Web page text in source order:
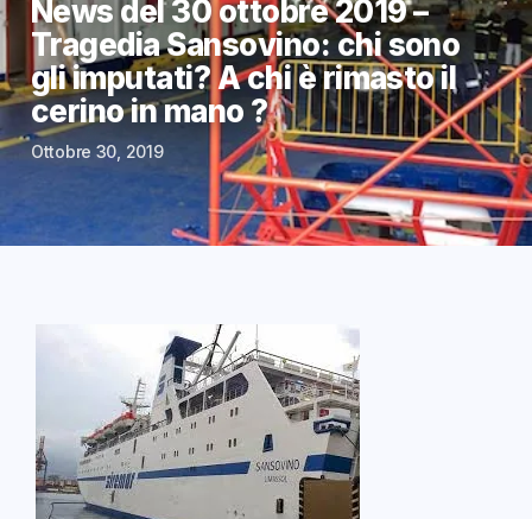
News del 30 ottobre 2019 –
Tragedia Sansovino: chi sono
gli imputati? A chi è rimasto il
cerino in mano ?
Ottobre 30, 2019